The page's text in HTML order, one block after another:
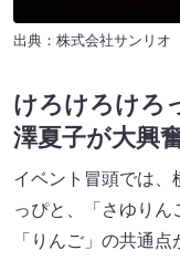
出典：株式会社サンリオ
けろけろけろ
澤夏子が大興
イベント冒頭では、
っぴと、「さゆりん
「りんご」の共通